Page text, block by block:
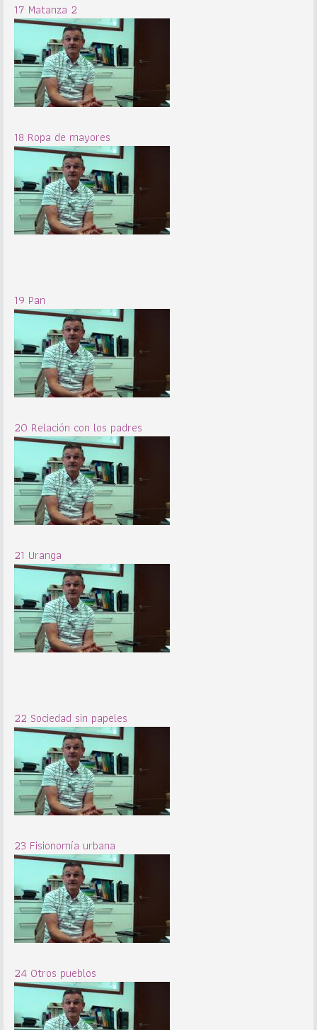
17 Matanza 2
18 Ropa de mayores
19 Pan
20 Relación con los padres
21 Uranga
22 Sociedad sin papeles
23 Fisionomía urbana
24 Otros pueblos